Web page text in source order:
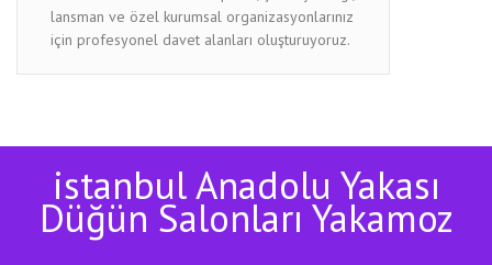
lansman ve özel kurumsal organizasyonlarınız
için profesyonel davet alanları oluşturuyoruz.
istanbul Anadolu Yakası
Düğün Salonları Yakamoz